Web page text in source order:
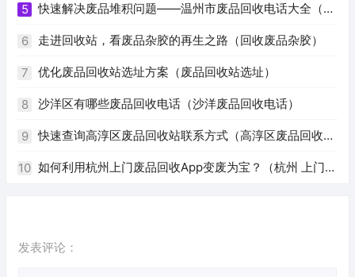
5 快速解决废品堆积问题——温州市废品回收电话大全（温
州废品回收电话号码）
6 走进回收站，看废品杂胶的再生之路（回收废品杂胶）
7 优化废品回收站选址方案（废品回收站选址）
8 沙洋区有哪些废品回收电话（沙洋废品回收电话）
9 快速查询高淳区废品回收站联系方式（高淳区废品回收站
电话）
10 如何利用杭州上门废品回收App变废为宝？（杭州 上门回
发表评论：